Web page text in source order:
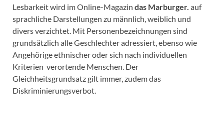
Lesbarkeit wird im Online-Magazin das Marburger. auf
sprachliche Darstellungen zu männlich, weiblich und
divers verzichtet. Mit Personenbezeichnungen sind
grundsätzlich alle Geschlechter adressiert, ebenso wie
Angehörige ethnischer oder sich nach individuellen
Kriterien verortende Menschen. Der
Gleichheitsgrundsatz gilt immer, zudem das
Diskriminierungsverbot.